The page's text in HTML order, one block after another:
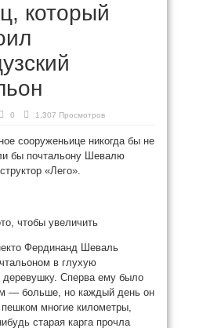
который
0 1,307 Просмотров
сооруженьице никогда бы не
бы почтальону Шевалю
«Лего».
чтобы увеличить
Фердинанд Шеваль
в глухую
Сперва ему было
— больше, но каждый день он
многие километры,
старая карга прочла